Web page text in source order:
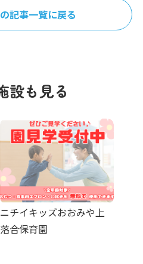
記事一覧に戻る
設も見る
ニチイキッズおおみや上
落合保育園